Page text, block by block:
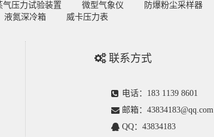
气压力试验装置 微型气象仪 防爆粉尘采样器
液氮深冷箱 威卡压力表
联系方式
电话：183 1139 8601
邮箱：43834183@qq.com
QQ：43834183